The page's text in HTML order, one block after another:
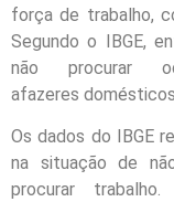
força de trabalho,
Segundo o IBGE,
não procurar
afazeres dom
Os dados do IBGE
na situação de
procurar